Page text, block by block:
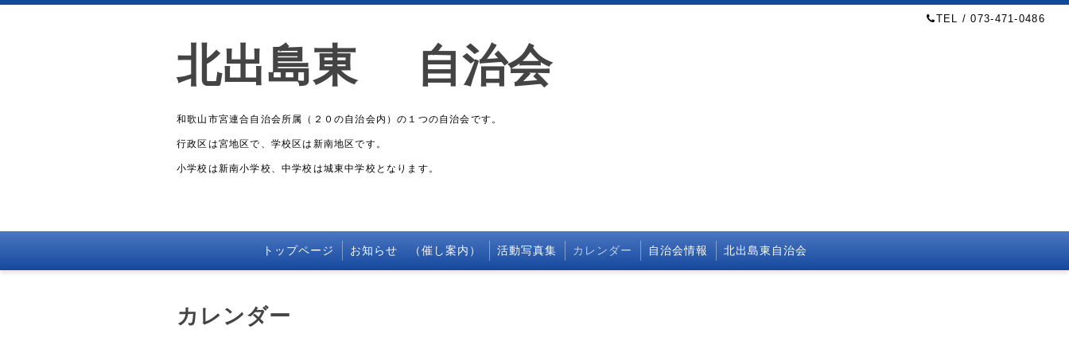
TEL / 073-471-0486
北出島東 自治会
和歌山市宮連合自治会所属（２０の自治会内）の１つの自治会です。
行政区は宮地区で、学校区は新南地区です。
小学校は新南小学校、中学校は城東中学校となります。
トップページ お知らせ （催し案内） 活動写真集 カレンダー 自治会情報 北出島東自治会
カレンダー